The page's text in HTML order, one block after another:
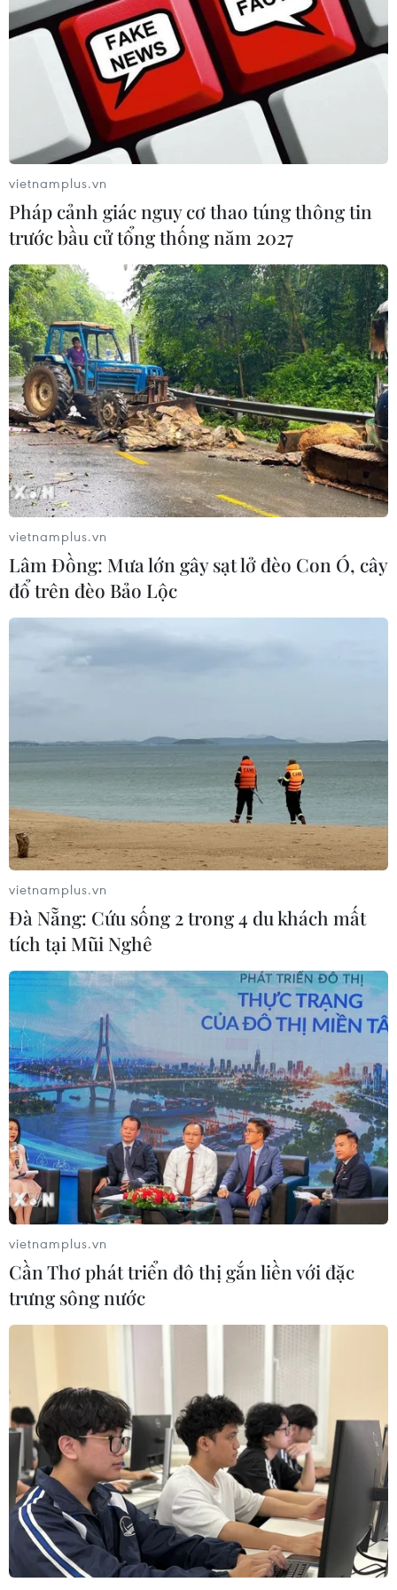
TIN CÙNG CHUYÊN MỤC
Trí tuệ nhân tạo tạo virus mới tiêu
vietnamplus.vn
Pháp cảnh giác nguy cơ thao túng thông tin
trước bầu cử tổng thống năm 2027
vietnamplus.vn
Lâm Đồng: Mưa lớn gây sạt lở đèo Con Ó, cây
đổ trên đèo Bảo Lộc
vietnamplus.vn
Đà Nẵng: Cứu sống 2 trong 4 du khách mất
tích tại Mũi Nghê
vietnamplus.vn
Cần Thơ phát triển đô thị gắn liền với đặc
trưng sông nước